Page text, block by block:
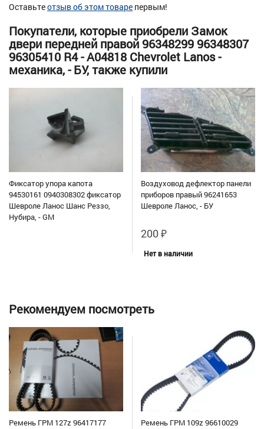
Оставьтеотзыв об этом товаре первым!
Покупатели, которые приобрели Замок
двери передней правой 96348299 96348307
96305410 R4 - A04818 Chevrolet Lanos -
механика, - БУ, также купили
Фиксатор упора капота
94530161 0940308302 фиксатор
Шевроле Ланос Шанс Реззо,
Нубира, - GM
Воздуховод дефлектор панели
приборов правый 96241653
Шевроле Ланос, - БУ
200₽
Нет в наличии
Рекомендуем посмотреть
Ремень ГРМ 127z 96417177
Ремень ГРМ 109z 96610029